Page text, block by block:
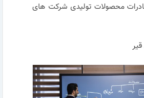
محصولات تولیدی شرکت های
قیر